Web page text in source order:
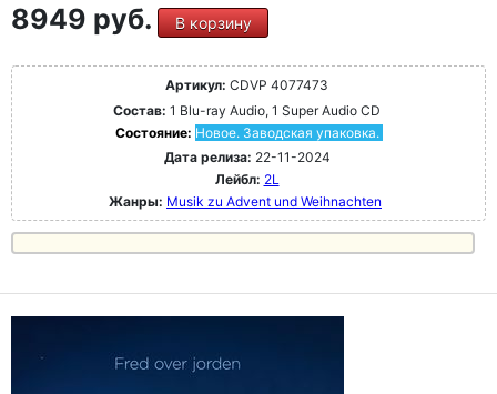
8949 руб. В корзину
Артикул: CDVP 4077473
Состав: 1 Blu-ray Audio, 1 Super Audio CD
Состояние: Новое. Заводская упаковка.
Дата релиза: 22-11-2024
Лейбл: 2L
Жанры: Musik zu Advent und Weihnachten